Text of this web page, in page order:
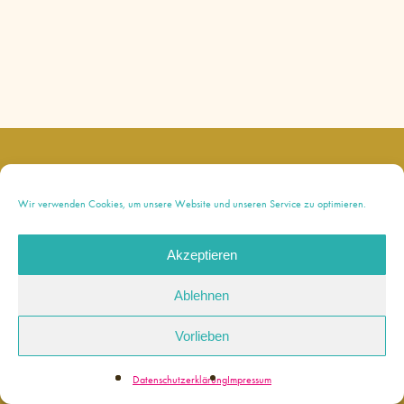
Wir verwenden Cookies, um unsere Website und unseren Service zu optimieren.
Akzeptieren
Ablehnen
Vorlieben
DatenschutzerklärungImpressum
instagram
© 2026 Bianca Paola. |
Datenschutzerklärung
Made with love byWerkstatt für Digitales